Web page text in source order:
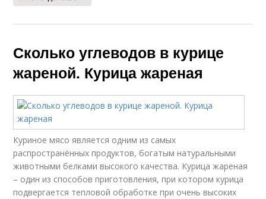
Сколько углеводов в курице
жареной. Курица жареная
Куриное мясо является одним из самых
распространённых продуктов, богатым натуральными
животными белками высокого качества. Курица жареная
– один из способов приготовления, при котором курица
подвергается тепловой обработке при очень высоких